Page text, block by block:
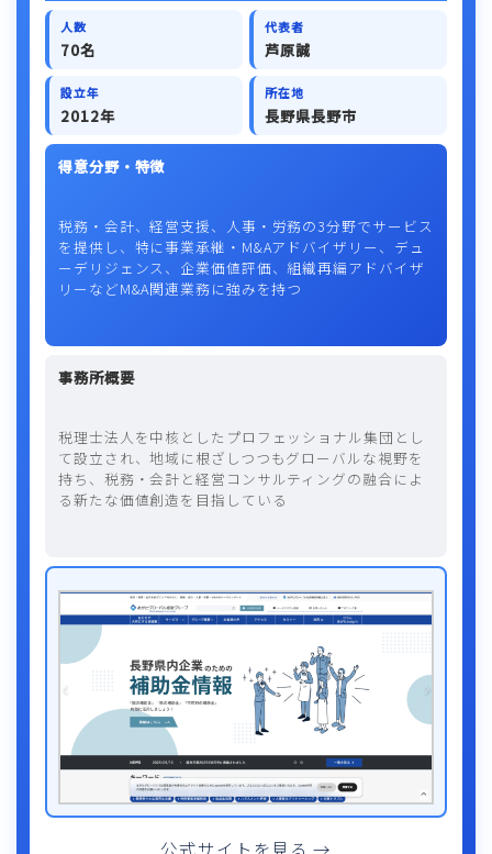
人数
70名
代表者
芦原誠
設立年
2012年
所在地
長野県長野市
得意分野・特徴
税務・会計、経営支援、人事・労務の3分野でサービス
を提供し、特に事業承継・M&Aアドバイザリー、デュ
ーデリジェンス、企業価値評価、組織再編アドバイザ
リーなどM&A関連業務に強みを持つ
事務所概要
税理士法人を中核としたプロフェッショナル集団とし
て設立され、地域に根ざしつつもグローバルな視野を
持ち、税務・会計と経営コンサルティングの融合によ
る新たな価値創造を目指している
公式サイトを見る →